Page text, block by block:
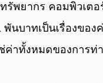
พยากร คอมพิวเตอ
นบาทเป็นเรื่องของ
ค่าทั้งหมดของการท่